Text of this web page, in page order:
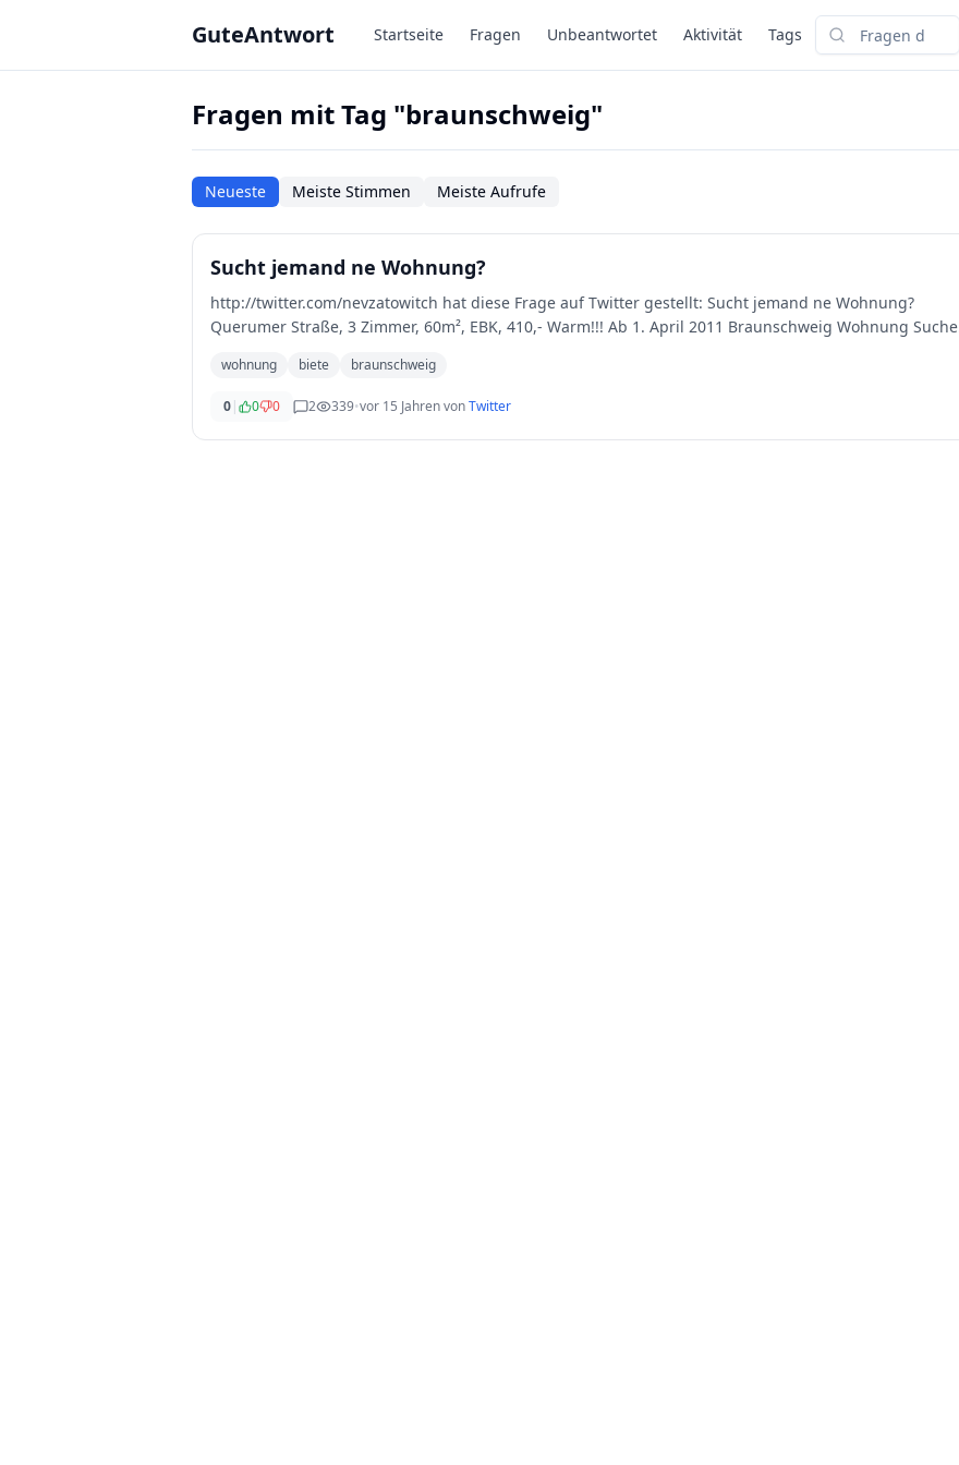
GuteAntwort Startseite Fragen Unbeantwortet Aktivität Tags
Suchen
Fragen mit Tag "braunschweig"
Neueste Meiste Stimmen Meiste Aufrufe
Sucht jemand ne Wohnung?
http://twitter.com/nevzatowitch hat diese Frage auf Twitter gestellt: Sucht jemand ne Wohnung?
Querumer Straße, 3 Zimmer, 60m², EBK, 410,- Warm!!! Ab 1. April 2011 Braunschweig Wohnung Suche
wohnung biete braunschweig
0| 0 0 2 339•vor 15 JahrenvonTwitter